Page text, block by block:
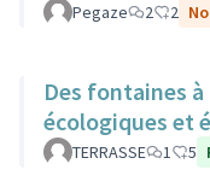
Pegaze 2 2
Des fontaines
écologiques et
TERRASSE 1 5